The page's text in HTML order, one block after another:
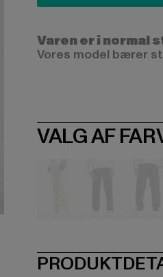
Varen er i normal
Vores model bærer
VALG AF